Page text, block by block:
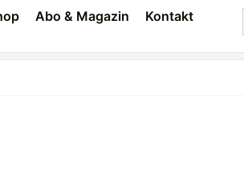
Abo & Magazin Kontakt